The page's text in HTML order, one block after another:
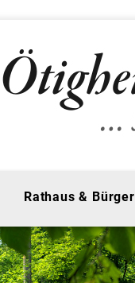
Rathaus &